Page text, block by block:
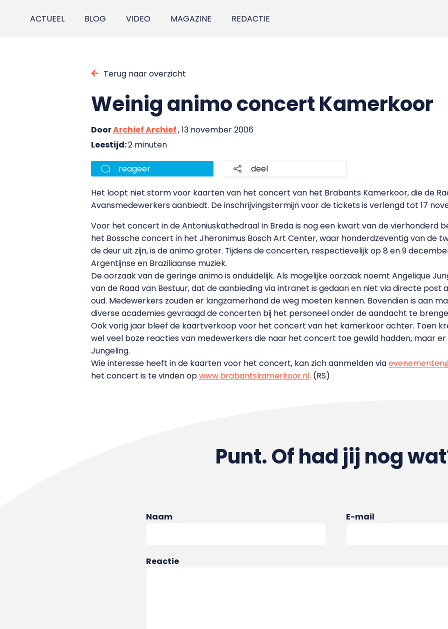
ACTUEEL BLOG VIDEO MAGAZINE REDACTIE
Terug naar overzicht
Weinig animo concert Kamerkoor
DoorArchief Archief, 13 november 2006
Leestijd:2 minuten
reageer deel
Het loopt niet storm voor kaarten van het concert van het Brabants Kamerkoor, die de
Avansmedewerkers aanbiedt. De inschrijvingstermijn voor de tickets is verlengd tot 17
Voor het concert in de Antoniuskathedraal in Breda is nog een kwart van de vierhonderd
het Bossche concert in het Jheronimus Bosch Art Center, waar honderdzeventig van de
de deur uit zijn, is de animo groter. Tijdens de concerten, respectievelijk op 8 en 9
Argentijnse en Braziliaanse muziek.
De oorzaak van de geringe animo is onduidelijk. Als mogelijke oorzaak noemt Angelique
van de Raad van Bestuur, dat de aanbieding via intranet is gedaan en niet via directe post
oud. Medewerkers zouden er langzamerhand de weg moeten kennen. Bovendien is aan
diverse academies gevraagd de concerten bij het personeel onder de aandacht te
Ook vorig jaar bleef de kaartverkoop voor het concert van het kamerkoor achter. Toen
wel veel boze reacties van medewerkers die naar het concert toe gewild hadden, maar
Jungeling.
Wie interesse heeft in de kaarten voor het concert, kan zich aanmelden via
het concert is te vinden opwww.brabantskamerkoor.nl. (RS)
Punt. Of had jij nog
Naam E-mail
Reactie